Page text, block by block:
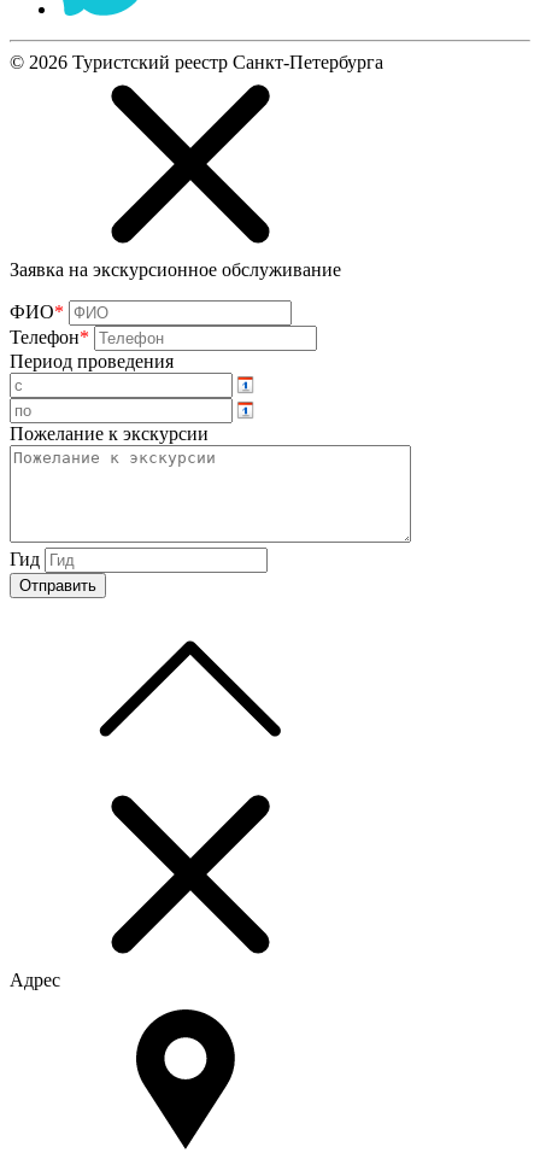
© 2026 Туристский реестр Санкт-Петербурга
Заявка на экскурсионное обслуживание
ФИО*
Телефон*
Период проведения
Пожелание к экскурсии
Гид
Адрес